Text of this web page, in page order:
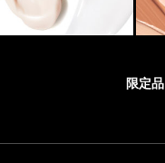
限定品